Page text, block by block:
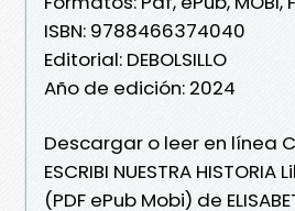
ISBN: 9788466374040
Editorial: DEBOLSILLO
Año de edición: 2024
Descargar o leer en línea
ESCRIBI NUESTRA
(PDF ePub Mobi) de